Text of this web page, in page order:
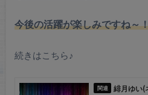
今後の活躍が楽しみですね～
続きはこちら♪
緋月ゆい(